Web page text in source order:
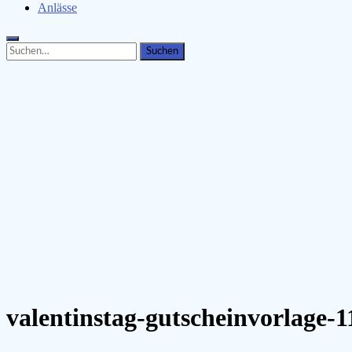
Anlässe
Search
for:
Search
valentinstag-gutscheinvorlage-